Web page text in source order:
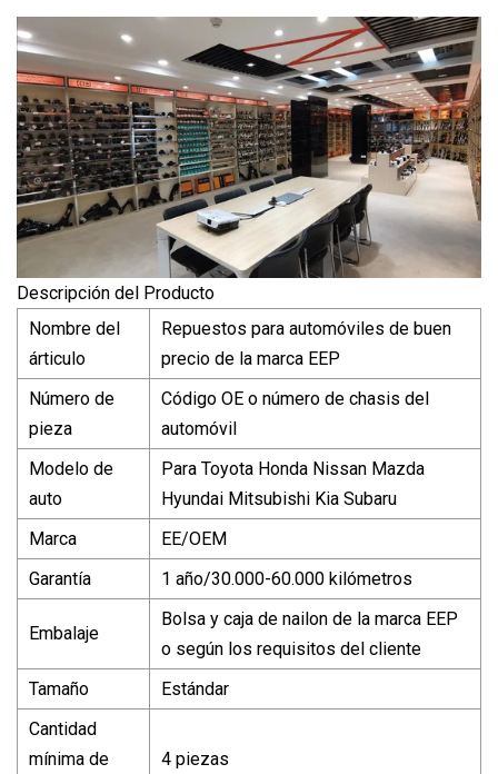
Descripción del Producto
Nombre del
árticulo
Repuestos para automóviles de buen
precio de la marca EEP
Número de
pieza
Código OE o número de chasis del
automóvil
Modelo de
auto
Para Toyota Honda Nissan Mazda
Hyundai Mitsubishi Kia Subaru
Marca
EE/OEM
Garantía
1 año/30.000-60.000 kilómetros
Embalaje
Bolsa y caja de nailon de la marca EEP
o según los requisitos del cliente
Tamaño
Estándar
Cantidad
mínima de
4 piezas